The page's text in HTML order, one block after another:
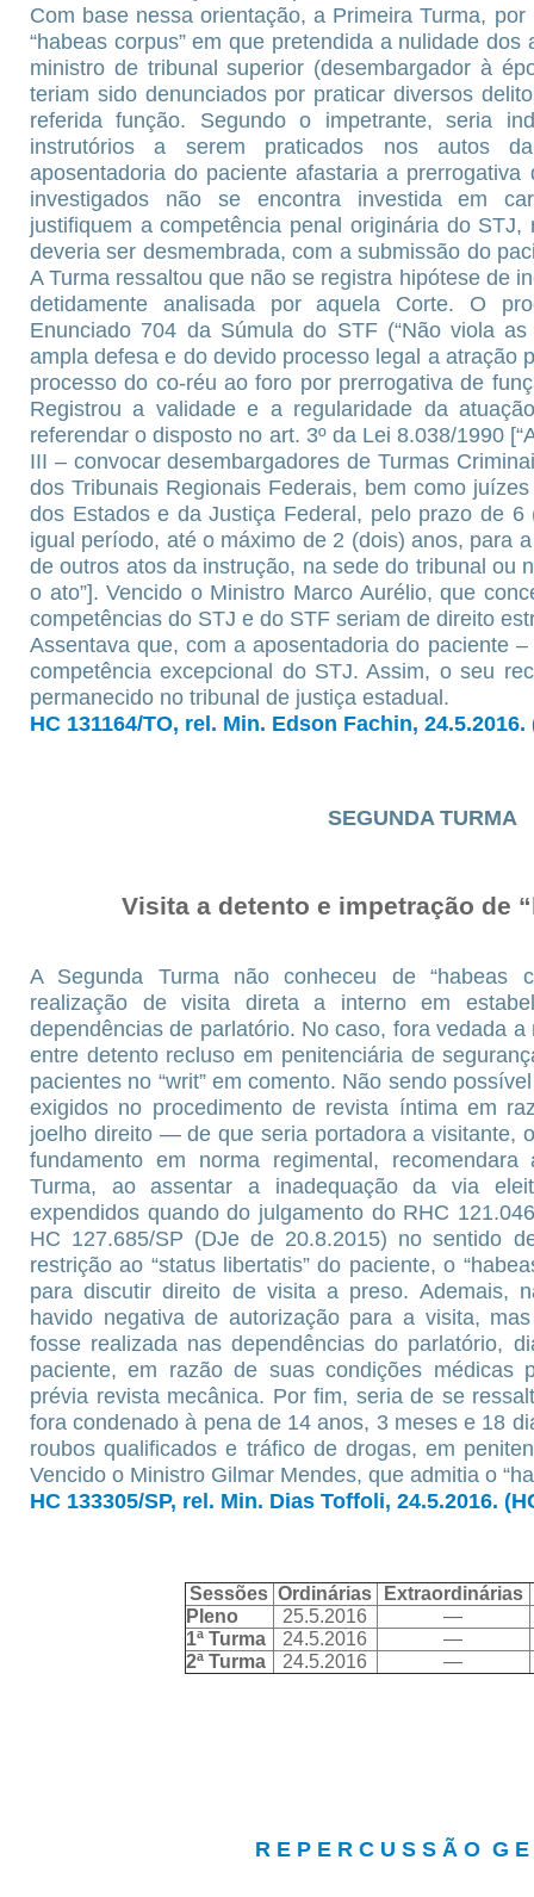
Com base nessa orientação, a Primeira Turma,
“habeas corpus” em que pretendida a nulidade
ministro de tribunal superior (desembargador à
teriam sido denunciados por praticar diversos
referida função. Segundo o impetrante, seria
instrutórios a serem praticados nos autos
aposentadoria do paciente afastaria a
investigados não se encontra investida em
justifiquem a competência penal originária do
deveria ser desmembrada, com a submissão do
A Turma ressaltou que não se registra hipótese de
detidamente analisada por aquela Corte. O
Enunciado 704 da Súmula do STF (“Não viola
ampla defesa e do devido processo legal a atração
processo do co-réu ao foro por prerrogativa de
Registrou a validade e a regularidade da
referendar o disposto no art. 3º da Lei 8.038/1990
III – convocar desembargadores de Turmas
dos Tribunais Regionais Federais, bem como
dos Estados e da Justiça Federal, pelo prazo de 6
igual período, até o máximo de 2 (dois) anos, para
de outros atos da instrução, na sede do tribunal ou
o ato”]. Vencido o Ministro Marco Aurélio, que
competências do STJ e do STF seriam de direito
Assentava que, com a aposentadoria do paciente
competência excepcional do STJ. Assim, o seu
permanecido no tribunal de justiça estadual.
HC 131164/TO, rel. Min. Edson Fachin, 24.5.2016.
SEGUNDA TURMA
Visita a detento e impetração de
A Segunda Turma não conheceu de “habeas
realização de visita direta a interno em
dependências de parlatório. No caso, fora vedada
entre detento recluso em penitenciária de
pacientes no “writ” em comento. Não sendo
exigidos no procedimento de revista íntima em
joelho direito — de que seria portadora a visitante,
fundamento em norma regimental,
Turma, ao assentar a inadequação da via
expendidos quando do julgamento do RHC
HC 127.685/SP (DJe de 20.8.2015) no sentido
restrição ao “status libertatis” do paciente, o
para discutir direito de visita a preso. Ademais,
havido negativa de autorização para a visita,
fosse realizada nas dependências do parlatório,
paciente, em razão de suas condições médicas
prévia revista mecânica. Por fim, seria de se
fora condenado à pena de 14 anos, 3 meses e 18
roubos qualificados e tráfico de drogas, em
Vencido o Ministro Gilmar Mendes, que admitia o
HC 133305/SP, rel. Min. Dias Toffoli, 24.5.2016.
Sessões Ordinárias
Extraordinárias
Pleno
25.5.2016
—
1ª Turma
24.5.2016
—
2ª Turma
24.5.2016 —
R E P E R C U S S Ã O G